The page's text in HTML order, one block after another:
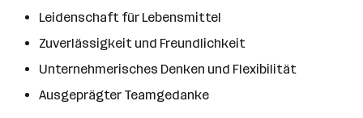
Leidenschaft für Lebensmittel
Zuverlässigkeit und Freundlichkeit
Unternehmerisches Denken und Flexibilität
Ausgeprägter Teamgedanke